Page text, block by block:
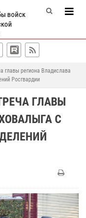
войск
главы региона Владислава
Росгвардии
ГЛАВЫ
С